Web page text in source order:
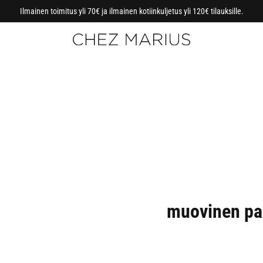
Ilmainen toimitus yli 70€ ja ilmainen kotiinkuljetus yli 120€ tilauksille.
muovinen